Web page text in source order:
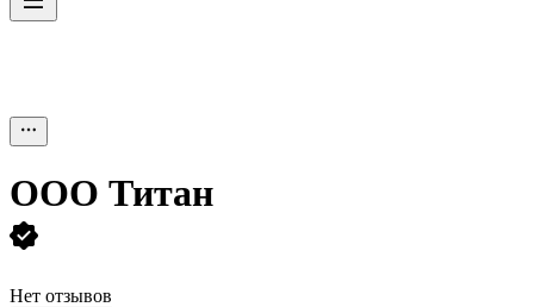
ООО Титан
Нет отзывов